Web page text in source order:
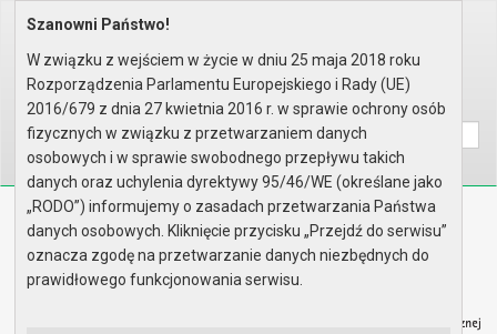
Home Organy Rada Miejska
Posiedzenie z dnia 10.03.2015
Porządek obrad
Wyszukaj na stronie:
AAA
Biuletyn Informacji Publicznej
Urząd Miasta i Gminy w Gryfinie
Szanowni Państwo!
W związku z wejściem w życie w dniu 25 maja 2018 roku
Rozporządzenia Parlamentu Europejskiego i Rady (UE)
2016/679 z dnia 27 kwietnia 2016 r. w sprawie ochrony osób
fizycznych w związku z przetwarzaniem danych
osobowych i w sprawie swobodnego przepływu takich
danych oraz uchylenia dyrektywy 95/46/WE (określane jako
„RODO”) informujemy o zasadach przetwarzania Państwa
danych osobowych. Kliknięcie przycisku „Przejdź do serwisu”
oznacza zgodę na przetwarzanie danych niezbędnych do
prawidłowego funkcjonowania serwisu.